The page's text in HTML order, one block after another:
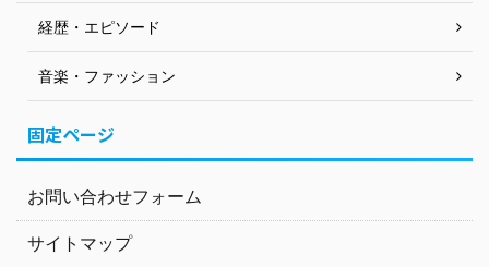
経歴・エピソード
音楽・ファッション
固定ページ
お問い合わせフォーム
サイトマップ